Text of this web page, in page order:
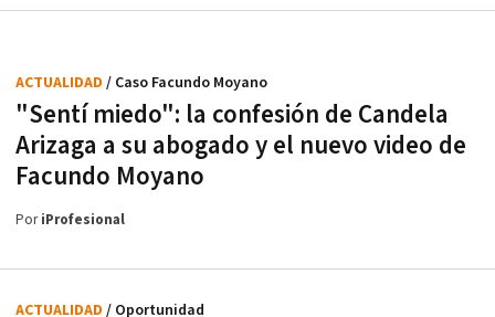
"Sentí miedo": la confesión de Candela
Arizaga a su abogado y el nuevo video de
Facundo Moyano
ACTUALIDAD / Caso Facundo Moyano
PoriProfesional
ACTUALIDAD / Oportunidad